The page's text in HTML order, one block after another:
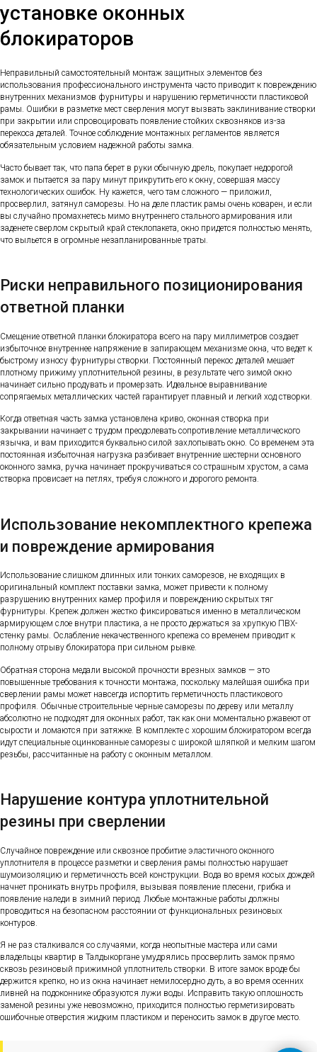
установке оконных
блокираторов
Неправильный самостоятельный монтаж защитных элементов без
использования профессионального инструмента часто приводит к повреждению
внутренних механизмов фурнитуры и нарушению герметичности пластиковой
рамы. Ошибки в разметке мест сверления могут вызвать заклинивание створки
при закрытии или спровоцировать появление стойких сквозняков из-за
перекоса деталей. Точное соблюдение монтажных регламентов является
обязательным условием надежной работы замка.
Часто бывает так, что папа берет в руки обычную дрель, покупает недорогой
замок и пытается за пару минут прикрутить его к окну, совершая массу
технологических ошибок. Ну кажется, чего там сложного — приложил,
просверлил, затянул саморезы. Но на деле пластик рамы очень коварен, и если
вы случайно промахнетесь мимо внутреннего стального армирования или
заденете сверлом скрытый край стеклопакета, окно придется полностью менять,
что выльется в огромные незапланированные траты.
Риски неправильного позиционирования
ответной планки
Смещение ответной планки блокиратора всего на пару миллиметров создает
избыточное внутреннее напряжение в запирающем механизме окна, что ведет к
быстрому износу фурнитуры створки. Постоянный перекос деталей мешает
плотному прижиму уплотнительной резины, в результате чего зимой окно
начинает сильно продувать и промерзать. Идеальное выравнивание
сопрягаемых металлических частей гарантирует плавный и легкий ход створки.
Когда ответная часть замка установлена криво, оконная створка при
закрывании начинает с трудом преодолевать сопротивление металлического
язычка, и вам приходится буквально силой захлопывать окно. Со временем эта
постоянная избыточная нагрузка разбивает внутренние шестерни основного
оконного замка, ручка начинает прокручиваться со страшным хрустом, а сама
створка провисает на петлях, требуя сложного и дорогого ремонта.
Использование некомплектного крепежа
и повреждение армирования
Использование слишком длинных или тонких саморезов, не входящих в
оригинальный комплект поставки замка, может привести к полному
разрушению внутренних камер профиля и повреждению скрытых тяг
фурнитуры. Крепеж должен жестко фиксироваться именно в металлическом
армирующем слое внутри пластика, а не просто держаться за хрупкую ПВХ-
стенку рамы. Ослабление некачественного крепежа со временем приводит к
полному отрыву блокиратора при сильном рывке.
Обратная сторона медали высокой прочности врезных замков — это
повышенные требования к точности монтажа, поскольку малейшая ошибка при
сверлении рамы может навсегда испортить герметичность пластикового
профиля. Обычные строительные черные саморезы по дереву или металлу
абсолютно не подходят для оконных работ, так как они моментально ржавеют от
сырости и ломаются при затяжке. В комплекте с хорошим блокиратором всегда
идут специальные оцинкованные саморезы с широкой шляпкой и мелким шагом
резьбы, рассчитанные на работу с оконным металлом.
Нарушение контура уплотнительной
резины при сверлении
Случайное повреждение или сквозное пробитие эластичного оконного
уплотнителя в процессе разметки и сверления рамы полностью нарушает
шумоизоляцию и герметичность всей конструкции. Вода во время косых дождей
начнет проникать внутрь профиля, вызывая появление плесени, грибка и
появление наледи в зимний период. Любые монтажные работы должны
проводиться на безопасном расстоянии от функциональных резиновых
контуров.
Я не раз сталкивался со случаями, когда неопытные мастера или сами
владельцы квартир в Талдыкоргане умудрялись просверлить замок прямо
сквозь резиновый прижимной уплотнитель створки. В итоге замок вроде бы
держится крепко, но из окна начинает немилосердно дуть, а во время осенних
ливней на подоконнике образуются лужи воды. Исправить такую оплошность
заменой резины уже невозможно, приходится полностью герметизировать
ошибочные отверстия жидким пластиком и переносить замок в другое место.